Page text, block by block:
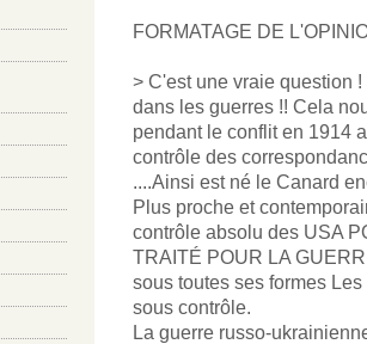
FORMATAGE DE
> C'est une vraie question
dans les guerres !! Cela
pendant le conflit en 1914
contrôle des
....Ainsi est né le Canard
Plus proche et
contrôle absolu des USA
TRAITÉ POUR LA
sous toutes ses formes
sous contrôle.
La guerre russo-